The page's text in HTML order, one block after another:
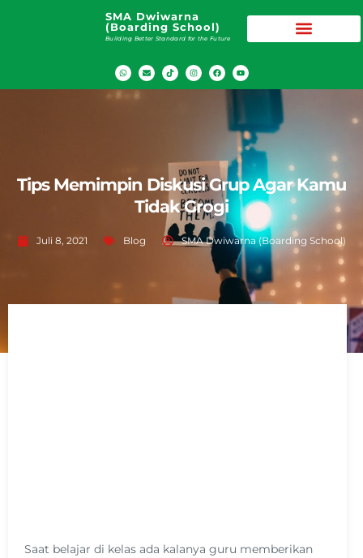
SMA Dwiwarna
(Boarding School)
Building Better Standard for the Future
Tips Memimpin Diskusi Grup Agar Kamu
Tidak Grogi
Juli 8, 2021 Blog SMA Dwiwarna (Boarding School)
Saat belajar di kelas ada kalanya guru memberikan